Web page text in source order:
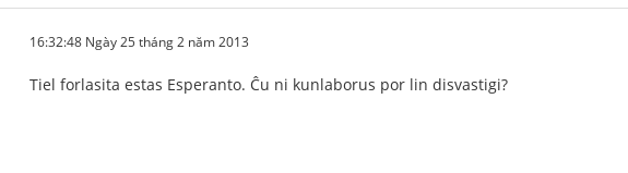
16:32:48 Ngày 25 tháng 2 năm 2013
Tiel forlasita estas Esperanto. Ĉu ni kunlaborus por lin disvastigi?